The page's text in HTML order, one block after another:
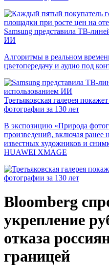
Samsung представила ТВ-
ИИ
Алгоритмы в реальном
цветопередачу и аудио под
Третьяковская галерея
фотографии за 130 лет
В экспозицию «Природа
произведений, включая ранее
известных художников и
HUAWEI XMAGE
Bloomberg
укрепление
отказа
границей